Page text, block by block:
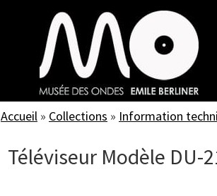
Accueil » Collections » Information
Téléviseur Modèle DU-